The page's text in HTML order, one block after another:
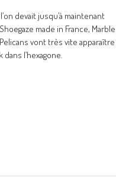
devait jusqu’à maintenant
made in France,
vont très vite apparaître
l’hexagone.